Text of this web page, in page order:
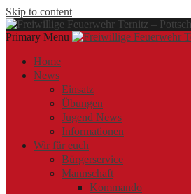
Skip to content
Primary Menu
Freiwillige Feuerwehr Ternitz – Pottschach
Home
News
Einsatz
Übungen
Jugend News
Informationen
Wir für euch
Bürgerservice
Mannschaft
Kommando